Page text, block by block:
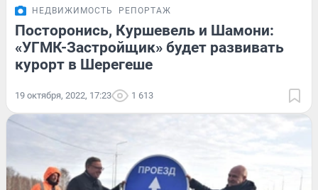
НЕДВИЖИМОСТЬ РЕПОРТАЖ
Посторонись, Куршевель и Шамони:
«УГМК-Застройщик» будет развивать
курорт в Шерегеше
19 октября, 2022, 17:23 1 613